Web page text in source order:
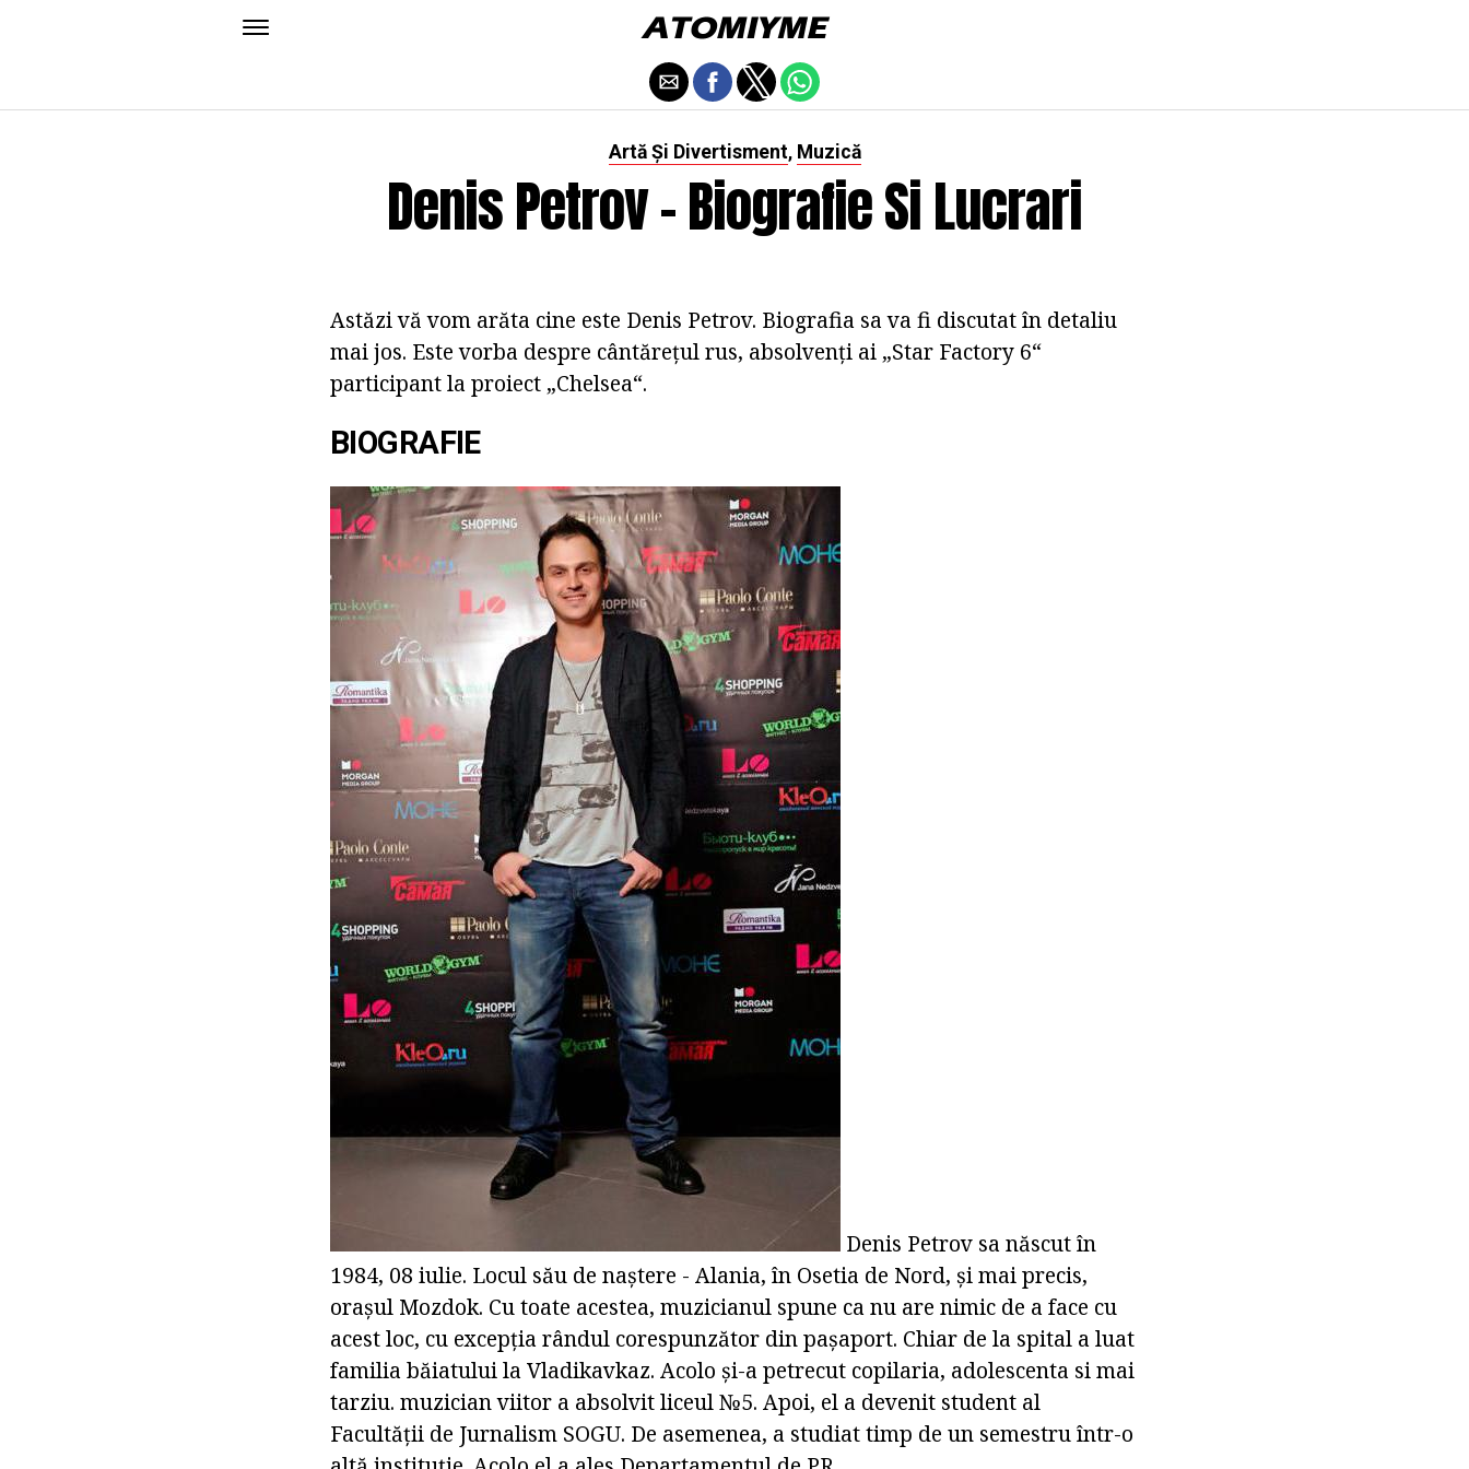
Artă Și Divertisment, Muzică
Denis Petrov - Biografie Si Lucrari
Astăzi vă vom arăta cine este Denis Petrov. Biografia sa va fi discutat în detaliu
mai jos. Este vorba despre cântărețul rus, absolvenți ai „Star Factory 6“
participant la proiect „Chelsea“.
BIOGRAFIE
Denis Petrov sa născut în
1984, 08 iulie. Locul său de naștere - Alania, în Osetia de Nord, și mai precis,
orașul Mozdok. Cu toate acestea, muzicianul spune ca nu are nimic de a face cu
acest loc, cu excepția rândul corespunzător din pașaport. Chiar de la spital a luat
familia băiatului la Vladikavkaz. Acolo și-a petrecut copilaria, adolescenta si mai
tarziu. muzician viitor a absolvit liceul №5. Apoi, el a devenit student al
Facultății de Jurnalism SOGU. De asemenea, a studiat timp de un semestru într-o